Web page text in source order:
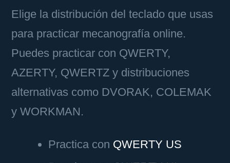
Elige la distribución del teclado que usas
para practicar mecanografía online.
Puedes practicar con QWERTY,
AZERTY, QWERTZ y distribuciones
alternativas como DVORAK, COLEMAK
y WORKMAN.
Practica con QWERTY US